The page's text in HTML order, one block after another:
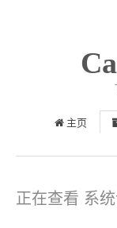
主页
正在查看 系